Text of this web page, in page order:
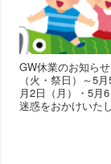
GW休業のお知ら
（火・祭日）～5
月2日（月）・5月
迷惑をおかけいた